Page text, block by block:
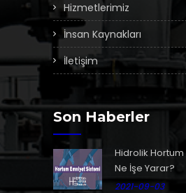
Hizmetlerimiz
İnsan Kaynakları
İletişim
Son Haberler
Hidrolik
Ne İşe Yarar?
2021-09-03